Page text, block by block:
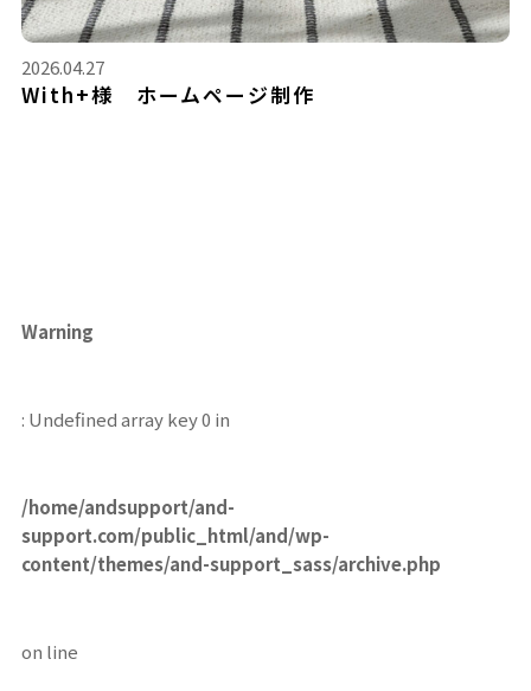
2026.04.27
With+様 ホームページ制作
Warning
: Undefined array key 0 in
/home/andsupport/and-
support.com/public_html/and/wp-
content/themes/and-support_sass/archive.php
on line